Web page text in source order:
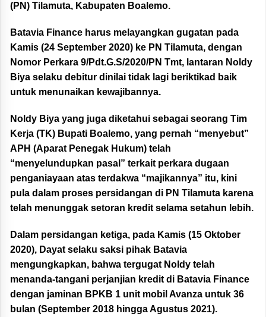
(PN) Tilamuta, Kabupaten Boalemo.
Batavia Finance harus melayangkan gugatan pada
Kamis (24 September 2020) ke PN Tilamuta, dengan
Nomor Perkara 9/Pdt.G.S/2020/PN Tmt, lantaran Noldy
Biya selaku debitur dinilai tidak lagi beriktikad baik
untuk menunaikan kewajibannya.
Noldy Biya yang juga diketahui sebagai seorang Tim
Kerja (TK) Bupati Boalemo, yang pernah “menyebut”
APH (Aparat Penegak Hukum) telah
“menyelundupkan pasal” terkait perkara dugaan
penganiayaan atas terdakwa “majikannya” itu, kini
pula dalam proses persidangan di PN Tilamuta karena
telah menunggak setoran kredit selama setahun lebih.
Dalam persidangan ketiga, pada Kamis (15 Oktober
2020), Dayat selaku saksi pihak Batavia
mengungkapkan, bahwa tergugat Noldy telah
menanda-tangani perjanjian kredit di Batavia Finance
dengan jaminan BPKB 1 unit mobil Avanza untuk 36
bulan (September 2018 hingga Agustus 2021).